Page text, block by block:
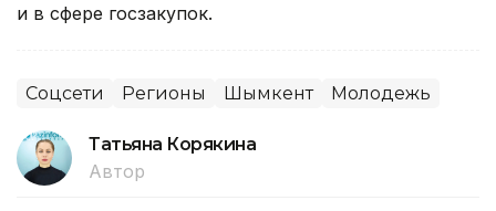
и в сфере госзакупок.
Соцсети Регионы Шымкент Молодежь
Татьяна Корякина
Автор